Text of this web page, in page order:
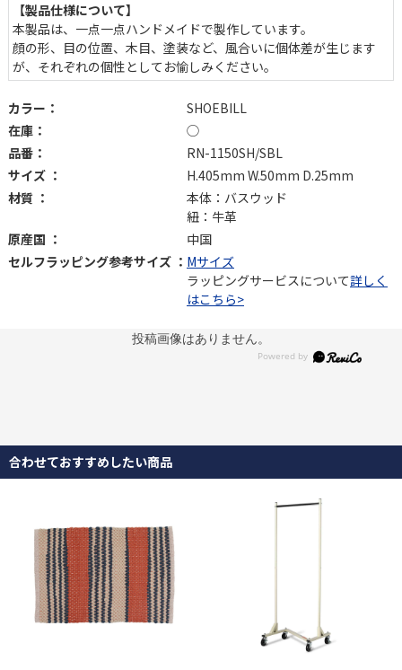
【製品仕様について】
本製品は、一点一点ハンドメイドで製作しています。
顔の形、目の位置、木目、塗装など、風合いに個体差が生じます
が、それぞれの個性としてお愉しみください。
カラー：
SHOEBILL
在庫：
◯
品番：
RN-1150SH/SBL
サイズ ：
H.405mm W.50mm D.25mm
材質 ：
本体：バスウッド
紐：牛革
原産国 ：
中国
セルフラッピング参考サイズ ： Mサイズ
ラッピングサービスについて詳しく
はこちら>
投稿画像はありません。
合わせておすすめしたい商品